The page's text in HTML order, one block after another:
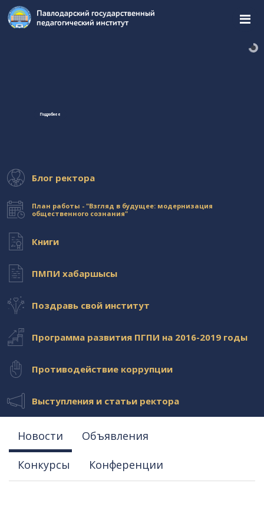
Перейти
содержимому
Павлодарский государственный
педагогический институт
Подробнее
Блог ректора
План работы - "Взгляд в будущее: модернизация
общественного сознания"
Книги
ПМПИ хабаршысы
Поздравь свой институт
Программа развития ПГПИ на 2016-2019 годы
Противодействие коррупции
Выступления и статьи ректора
Новости Объявления
Конкурсы Конференции